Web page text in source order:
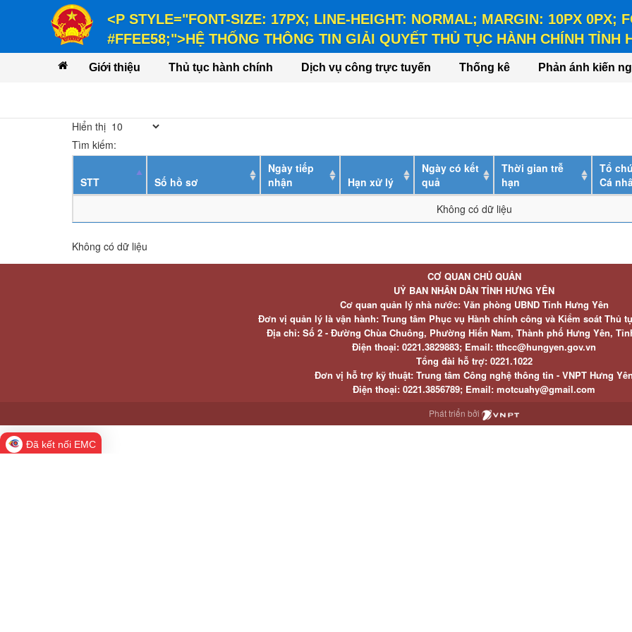
<P STYLE="FONT-SIZE: 17PX; LINE-HEIGHT: NORMAL; MARGIN: 10PX 0PX;
#FFEE58;">HỆ THỐNG THÔNG TIN GIẢI QUYẾT THỦ TỤC HÀNH CHÍNH TỈNH
<P STYLE="FONT-SIZE: 14PX; LINE-HEIGHT: NORMAL; MARGIN: 10PX 0PX; FONT-WEIGHT:
VỤ</P>
Giới thiệu Thủ tục hành chính Dịch vụ công trực tuyến Thống kê Phản ánh kiến
Hiển thị
Tìm kiếm:
STT Số hồ sơ
Ngày tiếp
nhận
Hạn xử lý
Ngày có kết
quả
Thời gian trễ
hạn
Tổ
Cá
Không có dữ liệu
Không có dữ liệu
CƠ QUAN CHỦ QUẢN
UỶ BAN NHÂN DÂN TỈNH HƯNG YÊN
Cơ quan quản lý nhà nước: Văn phòng UBND Tỉnh Hưng Yên
Đơn vị quản lý là vận hành: Trung tâm Phục vụ Hành chính công và Kiểm soát Thủ
Địa chỉ: Số 2 - Đường Chùa Chuông, Phường Hiến Nam, Thành phố Hưng Yên,
Điện thoại: 0221.3829883; Email: tthcc@hungyen.gov.vn
Tổng đài hỗ trợ: 0221.1022
Đơn vị hỗ trợ kỹ thuật: Trung tâm Công nghệ thông tin - VNPT Hưng Yên
Điện thoại: 0221.3856789; Email: motcuahy@gmail.com
Phát triển bởi
Đã kết nối EMC